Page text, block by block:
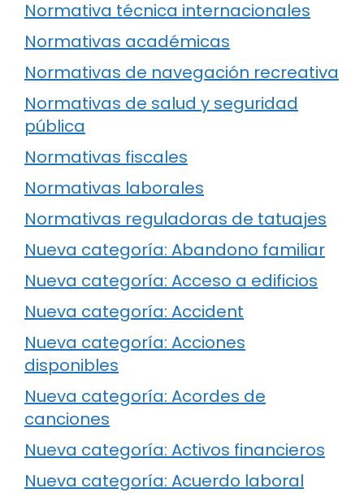
Normativa técnica internacionales
Normativas académicas
Normativas de navegación recreativa
Normativas de salud y seguridad
pública
Normativas fiscales
Normativas laborales
Normativas reguladoras de tatuajes
Nueva categoría: Abandono familiar
Nueva categoría: Acceso a edificios
Nueva categoría: Accident
Nueva categoría: Acciones
disponibles
Nueva categoría: Acordes de
canciones
Nueva categoría: Activos financieros
Nueva categoría: Acuerdo laboral